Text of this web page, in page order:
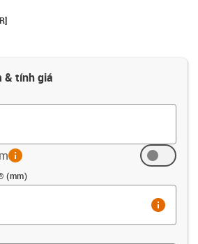
& tính giá
info
(mm)
info